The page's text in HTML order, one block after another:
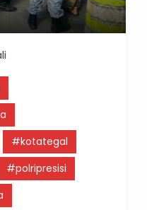
#kotategal
#polripresisi